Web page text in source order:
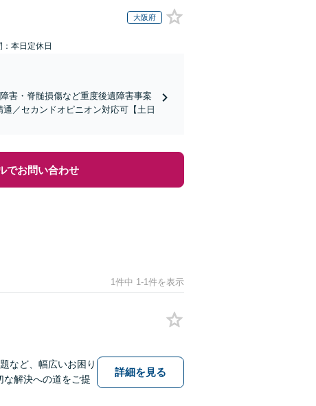
大阪府
本日定休日
害・脊髄損傷など重度後遺障害事案
／セカンドオピニオン対応可【土日
でお問い合わせ
1件中 1-1件を表示
など、幅広いお困り
な解決への道をご提
詳細を見る